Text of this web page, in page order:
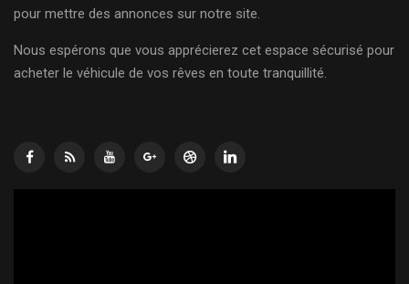
pour mettre des annonces sur notre site.
Nous espérons que vous apprécierez cet espace sécurisé pour
acheter le véhicule de vos rêves en toute tranquillité.